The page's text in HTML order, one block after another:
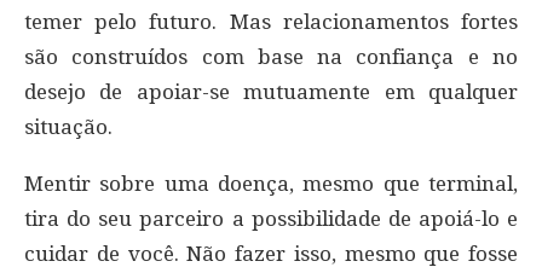
temer pelo futuro. Mas relacionamentos fortes
são construídos com base na confiança e no
desejo de apoiar-se mutuamente em qualquer
situação.
Mentir sobre uma doença, mesmo que terminal,
tira do seu parceiro a possibilidade de apoiá-lo e
cuidar de você. Não fazer isso, mesmo que fosse